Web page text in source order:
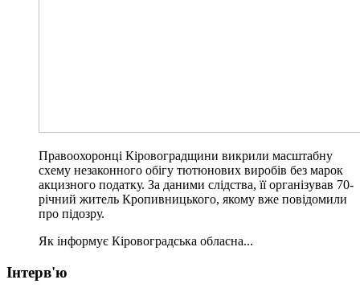
Правоохоронці Кіровоградщини викрили масштабну
схему незаконного обігу тютюнових виробів без марок
акцизного податку. За даними слідства, її організував 70-
річний житель Кропивницького, якому вже повідомили
про підозру.
Як інформує Кіровоградська обласна...
Інтерв'ю